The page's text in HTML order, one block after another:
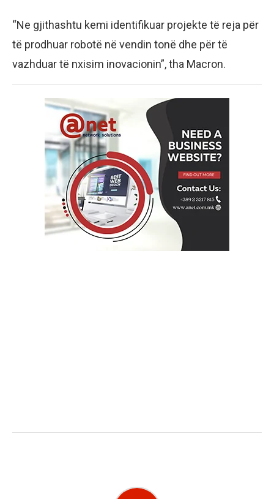
“Ne gjithashtu kemi identifikuar projekte të reja për
të prodhuar robotë në vendin tonë dhe për të
vazhduar të nxisim inovacionin”, tha Macron.